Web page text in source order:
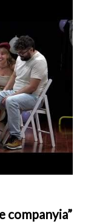
companyia”